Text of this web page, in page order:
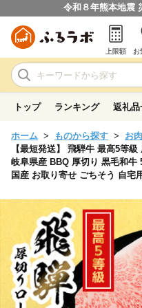
令和８年熊本地震
上限額 お
トップ ランキング 返礼品
ホーム ものから探す お肉
【最短発送】 飛騨牛 最高5等
岐阜県産 BBQ 厚切り 黒毛和牛
国産 お取り寄せ ごちそう 自宅